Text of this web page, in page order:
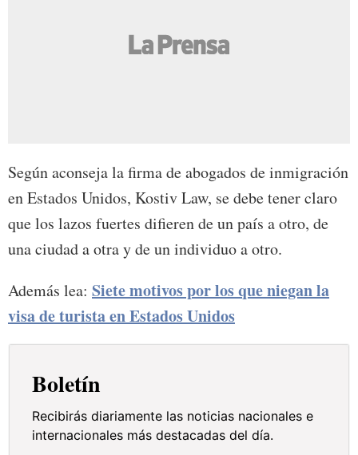
Según aconseja la firma de abogados de inmigración
en Estados Unidos, Kostiv Law, se debe tener claro
que los lazos fuertes difieren de un país a otro, de
una ciudad a otra y de un individuo a otro.
Además lea: Siete motivos por los que niegan la
visa de turista en Estados Unidos
Boletín
Recibirás diariamente las noticias nacionales e
internacionales más destacadas del día.